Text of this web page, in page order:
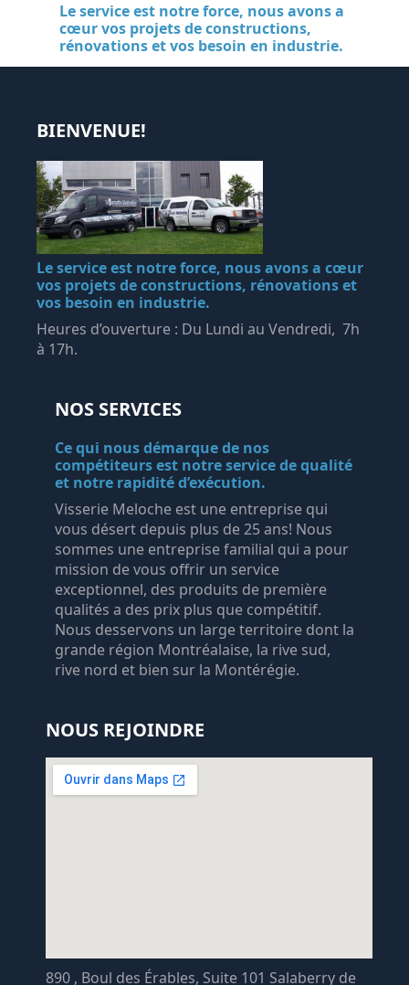
Le service est notre force, nous avons a
cœur vos projets de constructions,
rénovations et vos besoin en industrie.
BIENVENUE!
Le service est notre force, nous avons a cœur
vos projets de constructions, rénovations et
vos besoin en industrie.
Heures d’ouverture : Du Lundi au Vendredi, 7h
à 17h.
NOS SERVICES
Ce qui nous démarque de nos
compétiteurs est notre service de qualité
et notre rapidité d’exécution.
Visserie Meloche est une entreprise qui
vous désert depuis plus de 25 ans! Nous
sommes une entreprise familial qui a pour
mission de vous offrir un service
exceptionnel, des produits de première
qualités a des prix plus que compétitif.
Nous desservons un large territoire dont la
grande région Montréalaise, la rive sud,
rive nord et bien sur la Montérégie.
NOUS REJOINDRE
890 , Boul des Érables, Suite 101 Salaberry de